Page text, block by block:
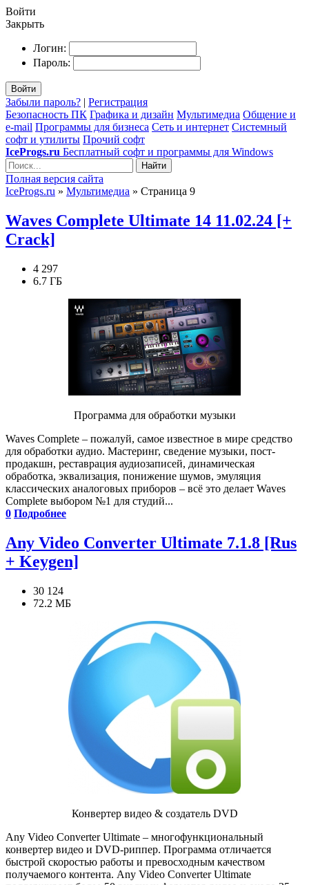
Войти
Закрыть
Логин:
Пароль:
Войти
Забыли пароль? | Регистрация
Безопасность ПК Графика и дизайн Мультимедиа Общение и
e-mail Программы для бизнеса Сеть и интернет Системный
софт и утилиты Прочий софт
IceProgs.ru Бесплатный софт и программы для Windows
Найти
Полная версия сайта
IceProgs.ru » Мультимедиа » Страница 9
Waves Complete Ultimate 14 11.02.24 [+
Crack]
4 297
6.7 ГБ
Программа для обработки музыки
Waves Complete – пожалуй, самое известное в мире средство
для обработки аудио. Мастеринг, сведение музыки, пост-
продакшн, реставрация аудиозаписей, динамическая
обработка, эквализация, понижение шумов, эмуляция
классических аналоговых приборов – всё это делает Waves
Complete выбором №1 для студий...
0 Подробнее
Any Video Converter Ultimate 7.1.8 [Rus
+ Keygen]
30 124
72.2 МБ
Конвертер видео & создатель DVD
Any Video Converter Ultimate – многофункциональный
конвертер видео и DVD-риппер. Программа отличается
быстрой скоростью работы и превосходным качеством
получаемого контента. Any Video Converter Ultimate